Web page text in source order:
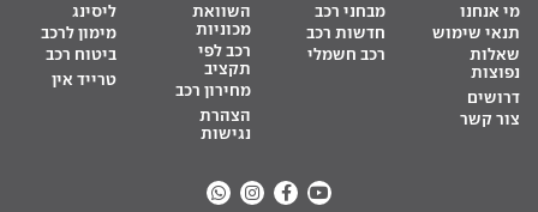
מי אנחנו
תנאי שימוש
שאלות
נפוצות
דרושים
צור קשר
מבחני רכב
חדשות רכב
רכב חשמלי
השוואת
מכוניות
רכב לפי
תקציב
מחירון רכב
הצהרת
נגישות
ליסינג
מימון לרכב
ביטוח רכב
טרייד אין